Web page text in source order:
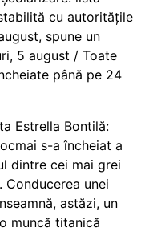
cu autoritățile
spune un
5 august / Toate
până pe 24
Estrella Bontilă:
s-a încheiat a
dintre cei mai grei
unei
astăzi, un
muncă titanică